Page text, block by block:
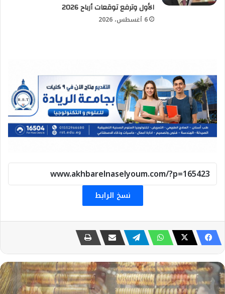
الأول وترفع توقعات أرباح 2026
6 أغسطس، 2026
نسخ الرابط